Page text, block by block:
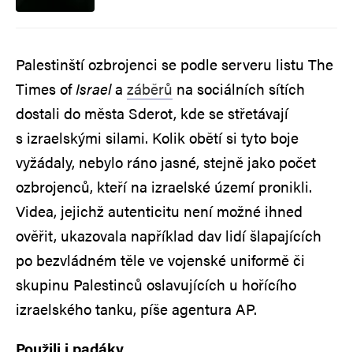
Palestinští ozbrojenci se podle serveru listu The
Times ofIsraela záběrů na sociálních sítích
dostali do města Sderot, kde se střetávají
s izraelskými silami. Kolik obětí si tyto boje
vyžádaly, nebylo ráno jasné, stejně jako počet
ozbrojenců, kteří na izraelské území pronikli.
Videa, jejichž autenticitu není možné ihned
ověřit, ukazovala například dav lidí šlapajících
po bezvládném těle ve vojenské uniformě či
skupinu Palestinců oslavujících u hořícího
izraelského tanku, píše agentura AP.